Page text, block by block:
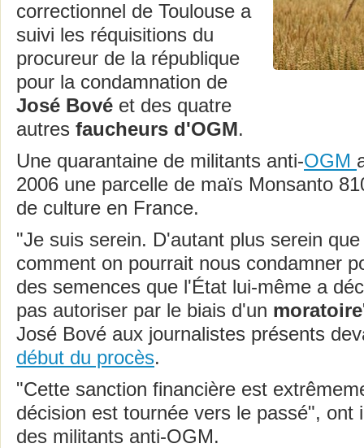
correctionnel de Toulouse a
suivi les réquisitions du
procureur de la république
pour la condamnation de
José Bové et des quatre
autres faucheurs d'OGM.
Une quarantaine de militants anti-OGM
2006 une parcelle de maïs Monsanto
de culture en France.
"Je suis serein. D'autant plus serein
comment on pourrait nous condamner
des semences que l'État lui-même a
pas autoriser par le biais d'un moratoire
José Bové aux journalistes présents
début du procès.
"Cette sanction financière est
décision est tournée vers le passé", ont
des militants anti-OGM.